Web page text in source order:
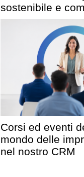
sostenibile e
Corsi ed eventi
mondo delle
nel nostro CRM